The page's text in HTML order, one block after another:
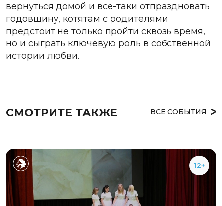
вернуться домой и все-таки отпраздновать
годовщину, котятам с родителями
предстоит не только пройти сквозь время,
но и сыграть ключевую роль в собственной
истории любви.
СМОТРИТЕ ТАКЖЕ ВСЕ СОБЫТИЯ
12+